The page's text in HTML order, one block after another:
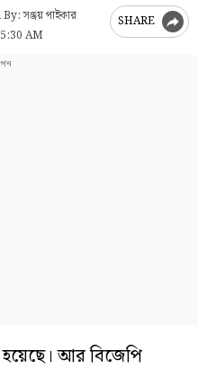
সঞ্জয় পাইকার
AM
SHARE
আর বিজেপি